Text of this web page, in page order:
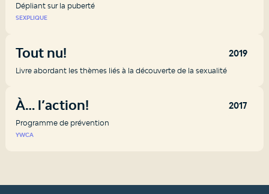
Dépliant sur la puberté
SEXPLIQUE
2019
Tout nu!
Livre abordant les thèmes liés à la découverte de la sexualité
2017
À… l’action!
Programme de prévention
YWCA